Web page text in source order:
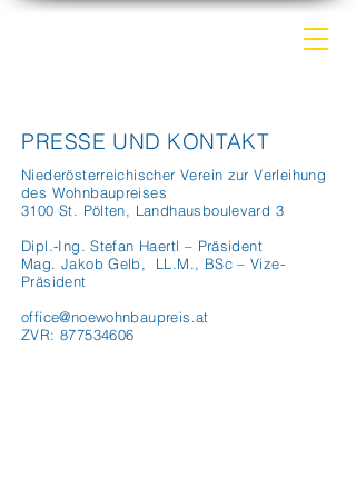
PRESSE UND KONTAKT
Niederösterreichischer Verein zur Verleihung
des Wohnbaupreises
3100 St. Pölten, Landhausboulevard 3
Dipl.-Ing. Stefan Haertl – Präsident
Mag. Jakob Gelb, LL.M., BSc – Vize-
Präsident
office@noewohnbaupreis.at
ZVR: 877534606